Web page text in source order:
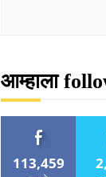
आम्हाला
113,459